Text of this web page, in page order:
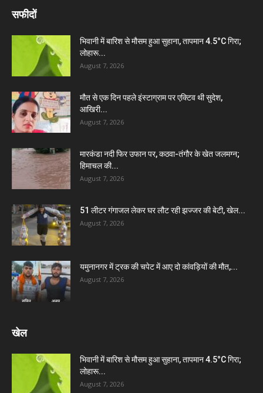
सफीदों
भिवानी में बारिश से मौसम हुआ सुहाना, तापमान 4.5°C गिरा;
लोहारू...
August 7, 2026
मौत से एक दिन पहले इंस्टाग्राम पर एक्टिव थी सुदेश,
आखिरी...
August 7, 2026
मारकंडा नदी फिर उफान पर, कठवा-तंगौर के खेत जलमग्न;
हिमाचल की...
August 7, 2026
51 लीटर गंगाजल लेकर घर लौट रही झज्जर की बेटी, खेल...
August 7, 2026
यमुनानगर में ट्रक की चपेट में आए दो कांवड़ियों की मौत,...
August 7, 2026
खेल
भिवानी में बारिश से मौसम हुआ सुहाना, तापमान 4.5°C गिरा;
लोहारू...
August 7, 2026